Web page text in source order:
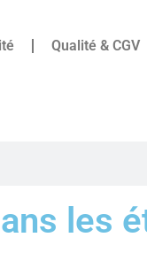
Qualité & CGV
les